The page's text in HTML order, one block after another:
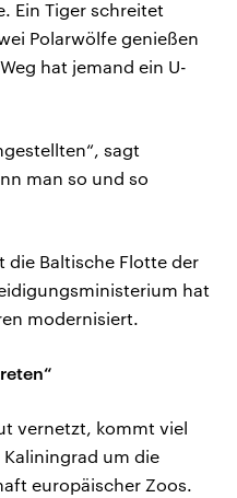
Ein Tiger schreitet
Polarwölfe genießen
hat jemand ein U-
sagt
man so und so
die Baltische Flotte der
hat
modernisiert.
vernetzt, kommt viel
um die
europäischer Zoos.